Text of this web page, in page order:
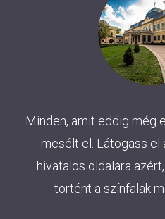
Minden, amit eddig még
mesélt el. Látogass el
hivatalos oldalára
történt a színfalak